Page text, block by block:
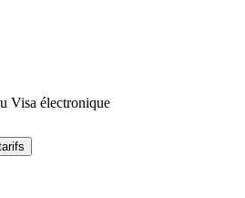
Visa électronique